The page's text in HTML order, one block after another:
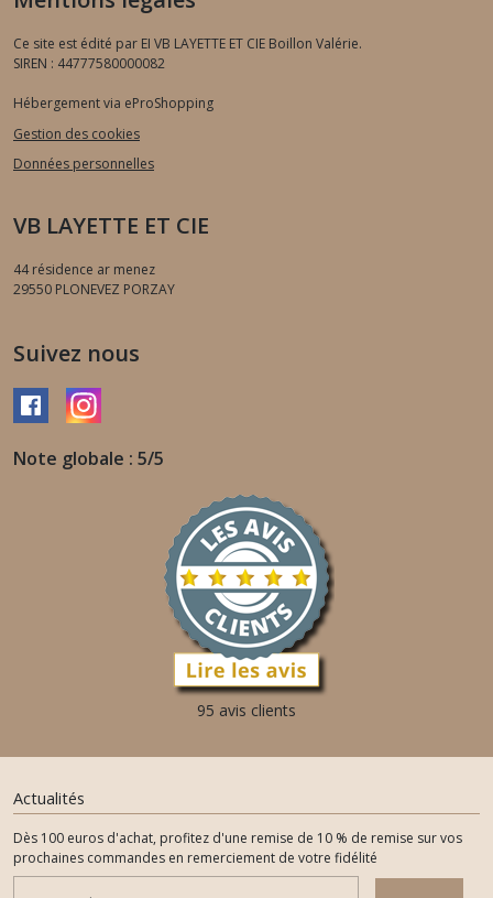
Ce site est édité par EI VB LAYETTE ET CIE Boillon Valérie.
SIREN : 44777580000082
Hébergement via eProShopping
Gestion des cookies
Données personnelles
VB LAYETTE ET CIE
44 résidence ar menez
29550 PLONEVEZ PORZAY
Suivez nous
Note globale : 5/5
95 avis clients
Actualités
Dès 100 euros d'achat, profitez d'une remise de 10 % de remise sur vos
prochaines commandes en remerciement de votre fidélité